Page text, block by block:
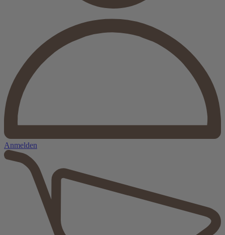
Anmelden